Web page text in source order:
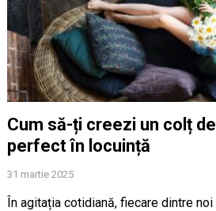
Cum să-ți creezi un colț
perfect în locuință
31 martie 2025
În agitația cotidiană, fiecare dintre